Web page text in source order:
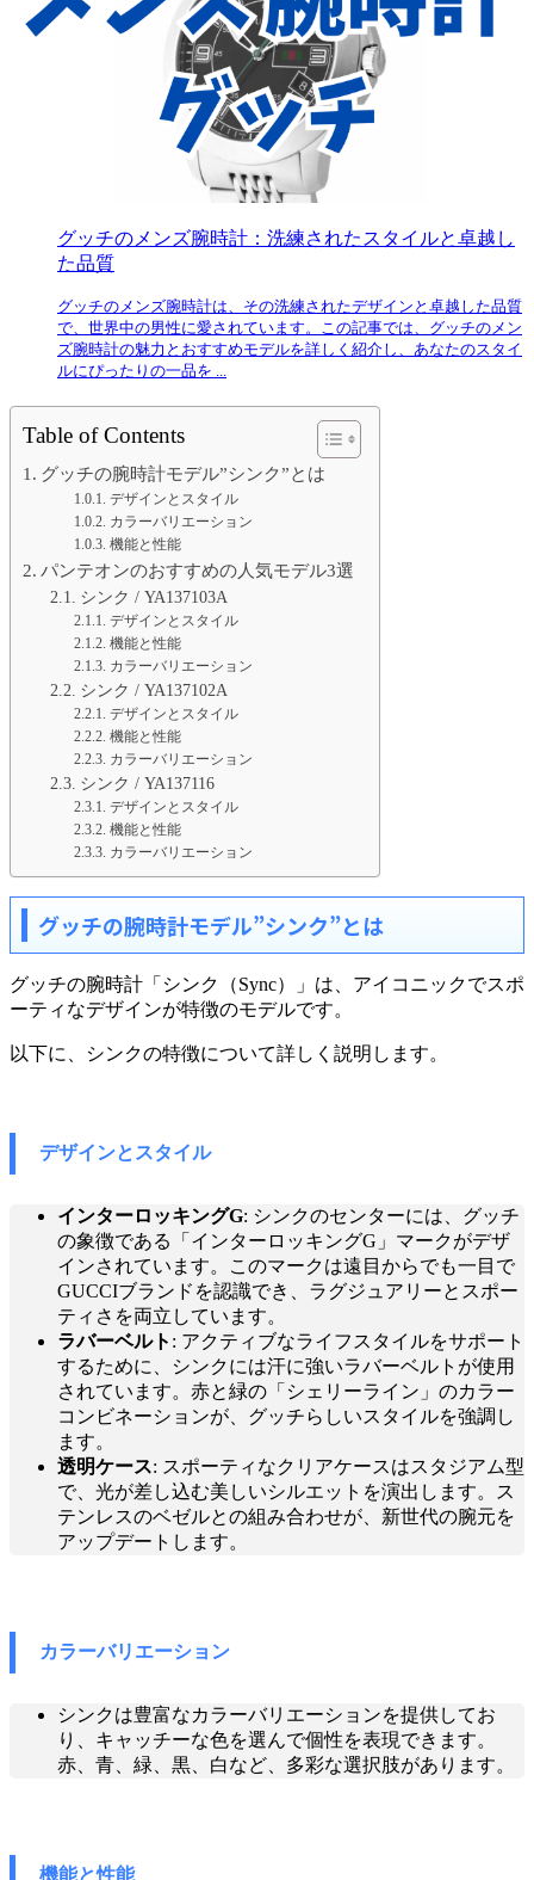
グッチのメンズ腕時計：洗練されたスタイルと卓越し
た品質
グッチのメンズ腕時計は、その洗練されたデザインと卓越した品質
で、世界中の男性に愛されています。この記事では、グッチのメン
ズ腕時計の魅力とおすすめモデルを詳しく紹介し、あなたのスタイ
ルにぴったりの一品を ...
Table of Contents
グッチの腕時計モデル”シンク”とは
デザインとスタイル
カラーバリエーション
機能と性能
パンテオンのおすすめの人気モデル3選
シンク / YA137103A
デザインとスタイル
機能と性能
カラーバリエーション
シンク / YA137102A
デザインとスタイル
機能と性能
カラーバリエーション
シンク / YA137116
デザインとスタイル
機能と性能
カラーバリエーション
グッチの腕時計モデル”シンク”とは
グッチの腕時計「シンク（Sync）」は、アイコニックでスポ
ーティなデザインが特徴のモデルです。
以下に、シンクの特徴について詳しく説明します。
デザインとスタイル
インターロッキングG: シンクのセンターには、グッチ
の象徴である「インターロッキングG」マークがデザ
インされています。このマークは遠目からでも一目で
GUCCIブランドを認識でき、ラグジュアリーとスポー
ティさを両立しています。
ラバーベルト : アクティブなライフスタイルをサポート
するために、シンクには汗に強いラバーベルトが使用
されています。赤と緑の「シェリーライン」のカラー
コンビネーションが、グッチらしいスタイルを強調し
ます。
透明ケース: スポーティなクリアケースはスタジアム型
で、光が差し込む美しいシルエットを演出します。ス
テンレスのベゼルとの組み合わせが、新世代の腕元を
アップデートします。
カラーバリエーション
シンクは豊富なカラーバリエーションを提供してお
り、キャッチーな色を選んで個性を表現できます。
赤、青、緑、黒、白など、多彩な選択肢があります。
機能と性能